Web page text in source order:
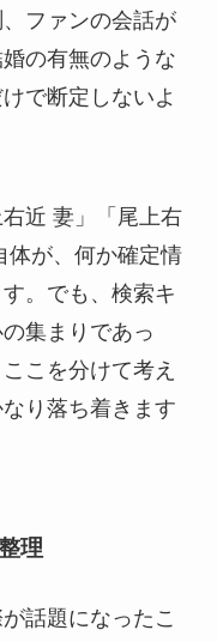
ファンの会話が
の有無のような
で断定しないよ
近 妻」「尾上右
体が、何か確定情
。でも、検索キ
集まりであっ
こを分けて考え
り落ち着きます
理
話題になったこ